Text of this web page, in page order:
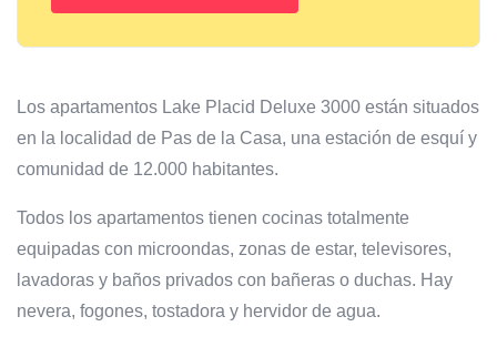
Los apartamentos Lake Placid Deluxe 3000 están situados
en la localidad de Pas de la Casa, una estación de esquí y
comunidad de 12.000 habitantes.
Todos los apartamentos tienen cocinas totalmente
equipadas con microondas, zonas de estar, televisores,
lavadoras y baños privados con bañeras o duchas. Hay
nevera, fogones, tostadora y hervidor de agua.